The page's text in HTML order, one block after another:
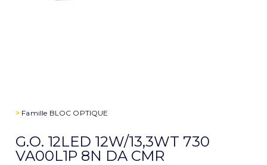
> Famille BLOC OPTIQUE
G.O. 12LED 12W/13,3WT 730
VA00L1P 8N DA CMR